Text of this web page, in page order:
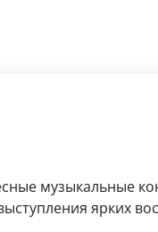
музыкальные
ярких